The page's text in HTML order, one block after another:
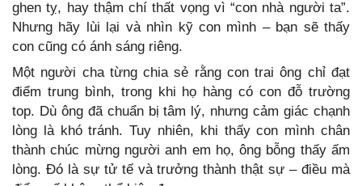
ghen tỵ, hay thậm chí thất vọng vì “con nhà người ta”.
Nhưng hãy lùi lại và nhìn kỹ con mình – bạn sẽ thấy
con cũng có ánh sáng riêng.
Một người cha từng chia sẻ rằng con trai ông chỉ đạt
điểm trung bình, trong khi họ hàng có con đỗ trường
top. Dù ông đã chuẩn bị tâm lý, nhưng cảm giác chạnh
lòng là khó tránh. Tuy nhiên, khi thấy con mình chân
thành chúc mừng người anh em họ, ông bỗng thấy ấm
lòng. Đó là sự tử tế và trưởng thành thật sự – điều mà